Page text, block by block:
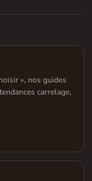
», nos guides
carrelage,